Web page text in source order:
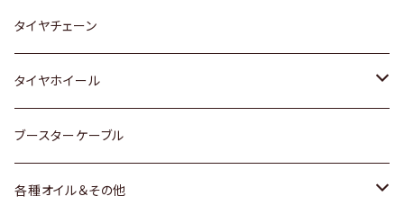
三菱
スバル
レクサス
マツダ
三菱
スバル
いすゞ
ダイハツ
マツダ
三菱
日産
ダイハツ
スバル
スズキ
日産
ダイハツ
マツダ
スズキ
日産
ダイハツ
マツダ
トヨタ
マツダ
タイヤチェーン
タイヤホイール
トヨタ
ホンダ
ブースターケーブル
各種オイル＆その他